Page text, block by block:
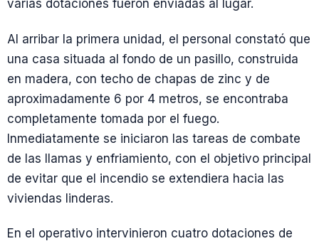
varias dotaciones fueron enviadas al lugar.
Al arribar la primera unidad, el personal constató que
una casa situada al fondo de un pasillo, construida
en madera, con techo de chapas de zinc y de
aproximadamente 6 por 4 metros, se encontraba
completamente tomada por el fuego.
Inmediatamente se iniciaron las tareas de combate
de las llamas y enfriamiento, con el objetivo principal
de evitar que el incendio se extendiera hacia las
viviendas linderas.
En el operativo intervinieron cuatro dotaciones de